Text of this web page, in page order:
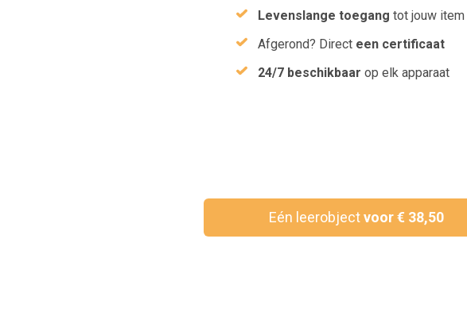
Levenslange toegang tot jouw item
Afgerond? Direct een certificaat
24/7 beschikbaar op elk apparaat
Eén leerobjectvoor € 38,50